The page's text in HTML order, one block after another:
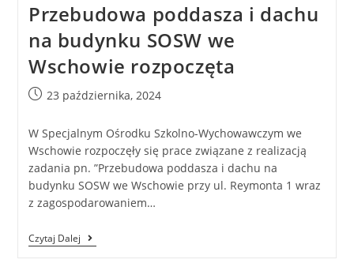
Przebudowa poddasza i dachu
na budynku SOSW we
Wschowie rozpoczęta
23 października, 2024
W Specjalnym Ośrodku Szkolno-Wychowawczym we
Wschowie rozpoczęły się prace związane z realizacją
zadania pn. ”Przebudowa poddasza i dachu na
budynku SOSW we Wschowie przy ul. Reymonta 1 wraz
z zagospodarowaniem…
Czytaj Dalej